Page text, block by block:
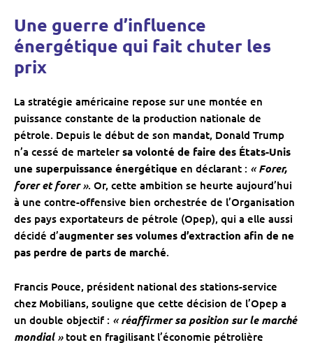
Une guerre d’influence
énergétique qui fait chuter les
prix
La stratégie américaine repose sur une montée en
puissance constante de la production nationale de
pétrole. Depuis le début de son mandat, Donald Trump
n’a cessé de marteler sa volonté de faire des États-Unis
une superpuissance énergétique en déclarant : «Forer,
forer et forer». Or, cette ambition se heurte aujourd’hui
à une contre-offensive bien orchestrée de l’Organisation
des pays exportateurs de pétrole (Opep), qui a elle aussi
décidé d’augmenter ses volumes d’extraction afin de ne
pas perdre de parts de marché.
Francis Pouce, président national des stations-service
chez Mobilians, souligne que cette décision de l’Opep a
un double objectif : « réaffirmer sa position sur le marché
mondial »tout en fragilisant l’économie pétrolière